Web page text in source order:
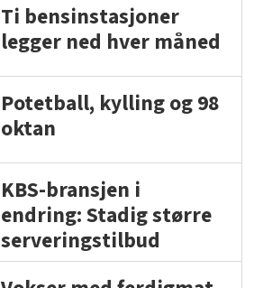
Ti bensinstasjoner
legger ned hver måned
Potetball, kylling og 98
oktan
KBS-bransjen i
endring: Stadig større
serveringstilbud